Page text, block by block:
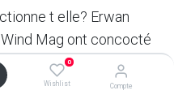
0
Wishlist Compte
t elle? Erwan
Mag ont concocté